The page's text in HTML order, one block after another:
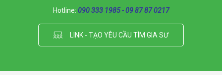
Hotline: 090 333 1985 - 09 87 87 0217
LINK - TẠO YÊU CẦU TÌM GIA SƯ